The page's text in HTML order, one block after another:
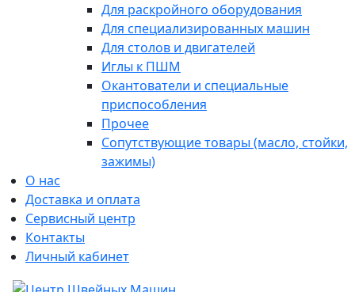
Для раскройного оборудования
Для специализированных машин
Для столов и двигателей
Иглы к ПШМ
Окантователи и специальные
приспособления
Прочее
Сопутствующие товары (масло, стойки,
зажимы)
О нас
Доставка и оплата
Сервисный центр
Контакты
Личный кабинет